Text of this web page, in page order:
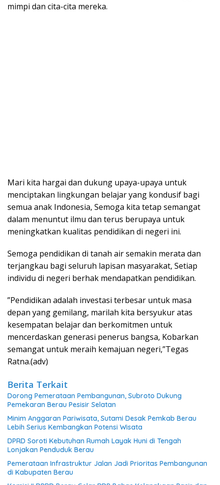
mimpi dan cita-cita mereka.
Mari kita hargai dan dukung upaya-upaya untuk
menciptakan lingkungan belajar yang kondusif bagi
semua anak Indonesia, Semoga kita tetap semangat
dalam menuntut ilmu dan terus berupaya untuk
meningkatkan kualitas pendidikan di negeri ini.
Semoga pendidikan di tanah air semakin merata dan
terjangkau bagi seluruh lapisan masyarakat, Setiap
individu di negeri berhak mendapatkan pendidikan.
”Pendidikan adalah investasi terbesar untuk masa
depan yang gemilang, marilah kita bersyukur atas
kesempatan belajar dan berkomitmen untuk
mencerdaskan generasi penerus bangsa, Kobarkan
semangat untuk meraih kemajuan negeri,”Tegas
Ratna.(adv)
Berita Terkait
Dorong Pemerataan Pembangunan, Subroto Dukung
Pemekaran Berau Pesisir Selatan
Minim Anggaran Pariwisata, Sutami Desak Pemkab Berau
Lebih Serius Kembangkan Potensi Wisata
DPRD Soroti Kebutuhan Rumah Layak Huni di Tengah
Lonjakan Penduduk Berau
Pemerataan Infrastruktur Jalan Jadi Prioritas Pembangunan
di Kabupaten Berau